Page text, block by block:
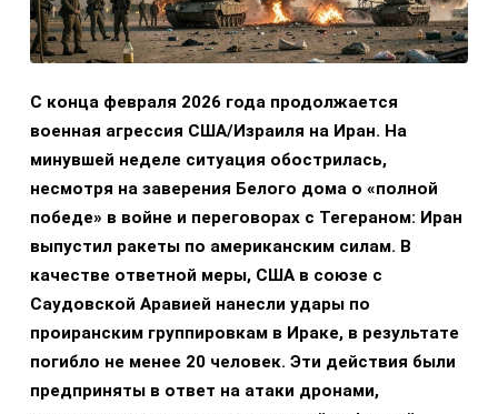
С конца февраля 2026 года продолжается
военная агрессия США/Израиля на Иран. На
минувшей неделе ситуация обострилась,
несмотря на заверения Белого дома о «полной
победе» в войне и переговорах с Тегераном: Иран
выпустил ракеты по американским силам. В
качестве ответной меры, США в союзе с
Саудовской Аравией нанесли удары по
проиранским группировкам в Ираке, в результате
погибло не менее 20 человек. Эти действия были
предприняты в ответ на атаки дронами,